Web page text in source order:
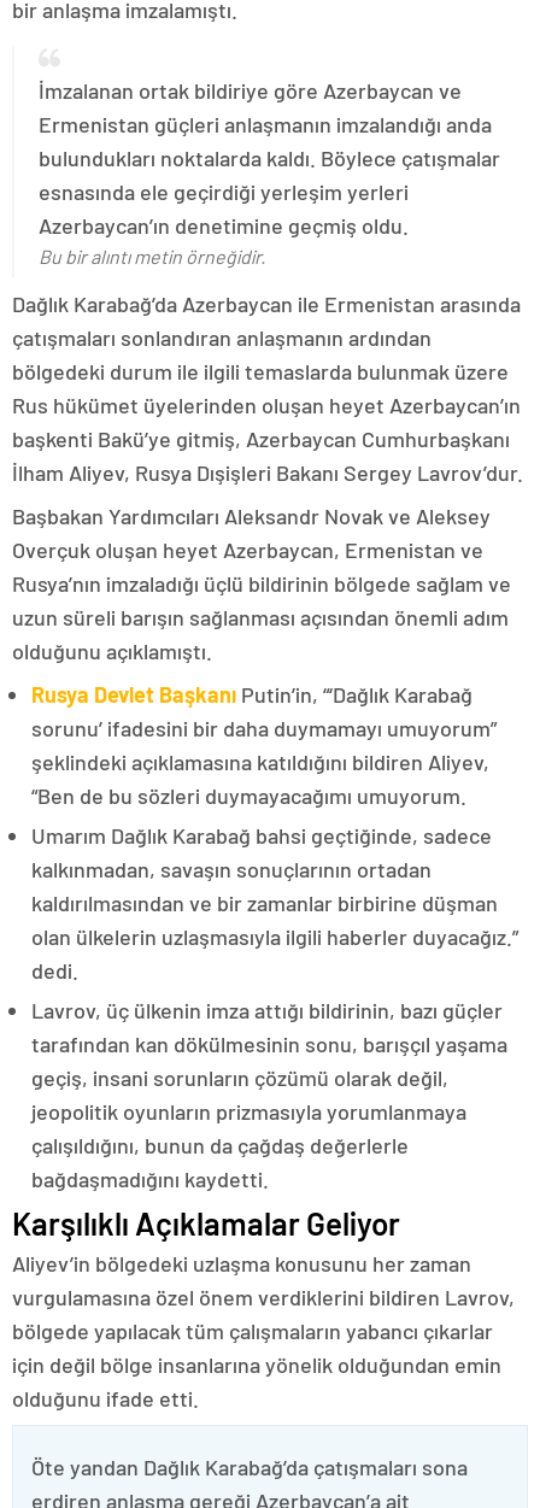
bir anlaşma imzalamıştı.
İmzalanan ortak bildiriye göre Azerbaycan ve
Ermenistan güçleri anlaşmanın imzalandığı anda
bulundukları noktalarda kaldı. Böylece çatışmalar
esnasında ele geçirdiği yerleşim yerleri
Azerbaycan’ın denetimine geçmiş oldu.
Bu bir alıntı metin örneğidir.
Dağlık Karabağ’da Azerbaycan ile Ermenistan arasında
çatışmaları sonlandıran anlaşmanın ardından
bölgedeki durum ile ilgili temaslarda bulunmak üzere
Rus hükümet üyelerinden oluşan heyet Azerbaycan’ın
başkenti Bakü’ye gitmiş, Azerbaycan Cumhurbaşkanı
İlham Aliyev, Rusya Dışişleri Bakanı Sergey Lavrov’dur.
Başbakan Yardımcıları Aleksandr Novak ve Aleksey
Overçuk oluşan heyet Azerbaycan, Ermenistan ve
Rusya’nın imzaladığı üçlü bildirinin bölgede sağlam ve
uzun süreli barışın sağlanması açısından önemli adım
olduğunu açıklamıştı.
Rusya Devlet Başkanı Putin’in, “‘Dağlık Karabağ
sorunu’ ifadesini bir daha duymamayı umuyorum”
şeklindeki açıklamasına katıldığını bildiren Aliyev,
“Ben de bu sözleri duymayacağımı umuyorum.
Umarım Dağlık Karabağ bahsi geçtiğinde, sadece
kalkınmadan, savaşın sonuçlarının ortadan
kaldırılmasından ve bir zamanlar birbirine düşman
olan ülkelerin uzlaşmasıyla ilgili haberler duyacağız.”
dedi.
Lavrov, üç ülkenin imza attığı bildirinin, bazı güçler
tarafından kan dökülmesinin sonu, barışçıl yaşama
geçiş, insani sorunların çözümü olarak değil,
jeopolitik oyunların prizmasıyla yorumlanmaya
çalışıldığını, bunun da çağdaş değerlerle
bağdaşmadığını kaydetti.
Karşılıklı Açıklamalar Geliyor
Aliyev’in bölgedeki uzlaşma konusunu her zaman
vurgulamasına özel önem verdiklerini bildiren Lavrov,
bölgede yapılacak tüm çalışmaların yabancı çıkarlar
için değil bölge insanlarına yönelik olduğundan emin
olduğunu ifade etti.
Öte yandan Dağlık Karabağ’da çatışmaları sona
erdiren anlaşma gereği Azerbaycan’a ait